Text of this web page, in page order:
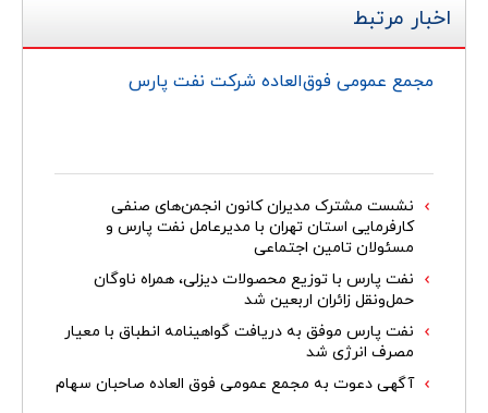
اخبار مرتبط
مجمع عمومی فوق‌العاده شرکت نفت پارس
نشست مشترک مدیران کانون انجمن‌های صنفی
کارفرمایی استان تهران با مدیرعامل نفت پارس و
مسئولان تامین اجتماعی
نفت پارس با توزیع محصولات دیزلی، همراه ناوگان
حمل‌ونقل زائران اربعین شد
نفت پارس موفق به دریافت گواهینامه انطباق با معیار
مصرف انرژی شد
آگهی دعوت به مجمع عمومی فوق العاده صاحبان سهام